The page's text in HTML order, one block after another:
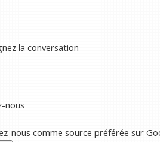
la conversation
nous
nous comme source préférée sur